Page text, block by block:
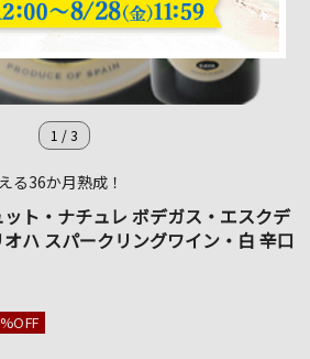
1 /3
る36か月熟成！
ト・ナチュレ ボデガス・エスクデ
ハ スパークリングワイン・白 辛口
%OFF